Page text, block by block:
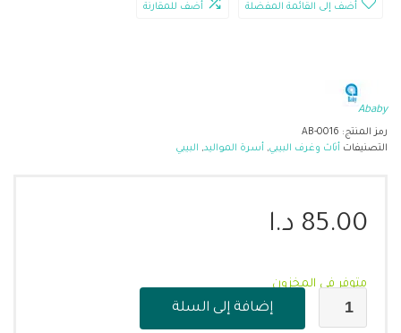
أضف إلى القائمة المفضلة أضف للمقارنة
Ababy
رمز المنتج: AB-0016
التصنيفات أثاث وغرف البيبي, أسرة المواليد, البيبي
85.00 د.ا
متوفر في المخزون
إضافة إلى السلة